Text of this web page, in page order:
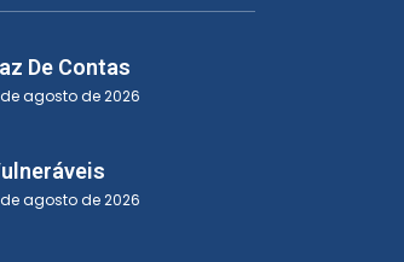
De Contas
agosto de 2026
agosto de 2026